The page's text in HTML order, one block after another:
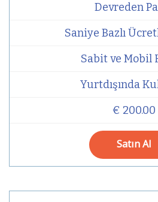
Devreden
Saniye Bazlı
Sabit ve Mobil
Yurtdışında
€ 200.00
Satın Al